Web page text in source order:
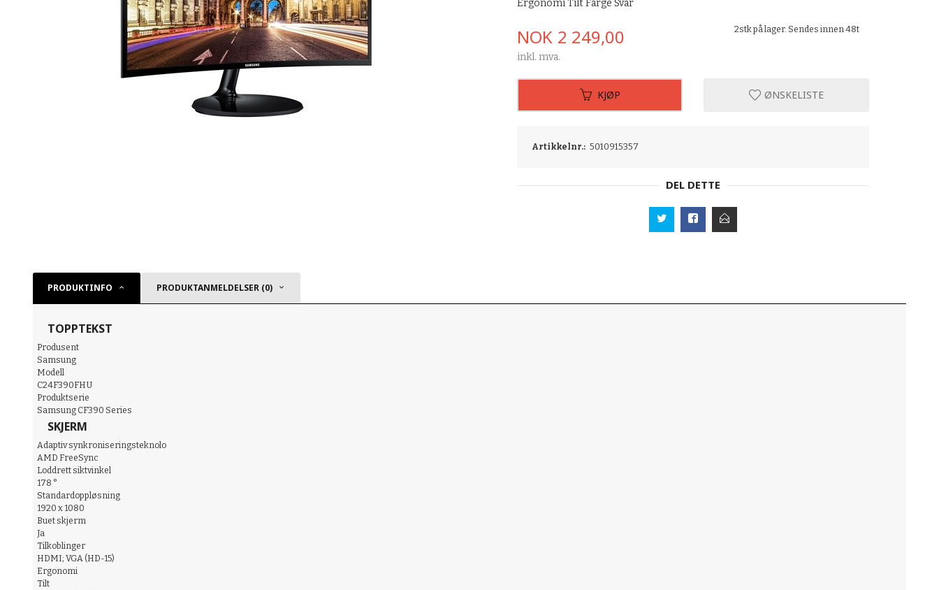
Ergonomi Tilt Farge Svar
Pris
NOK 2 249,00
inkl. mva.
2stk på lager. Sendes innen 48t
KJØP ØNSKELISTE
Artikkelnr.: 5010915357
DEL DETTE
PRODUKTINFO PRODUKTANMELDELSER (0)
TOPPTEKST
Produsent
Samsung
Modell
C24F390FHU
Produktserie
Samsung CF390 Series
SKJERM
Adaptiv synkroniseringsteknolo
AMD FreeSync
Loddrett siktvinkel
178 °
Standardoppløsning
1920 x 1080
Buet skjerm
Ja
Tilkoblinger
HDMI; VGA (HD-15)
Ergonomi
Tilt